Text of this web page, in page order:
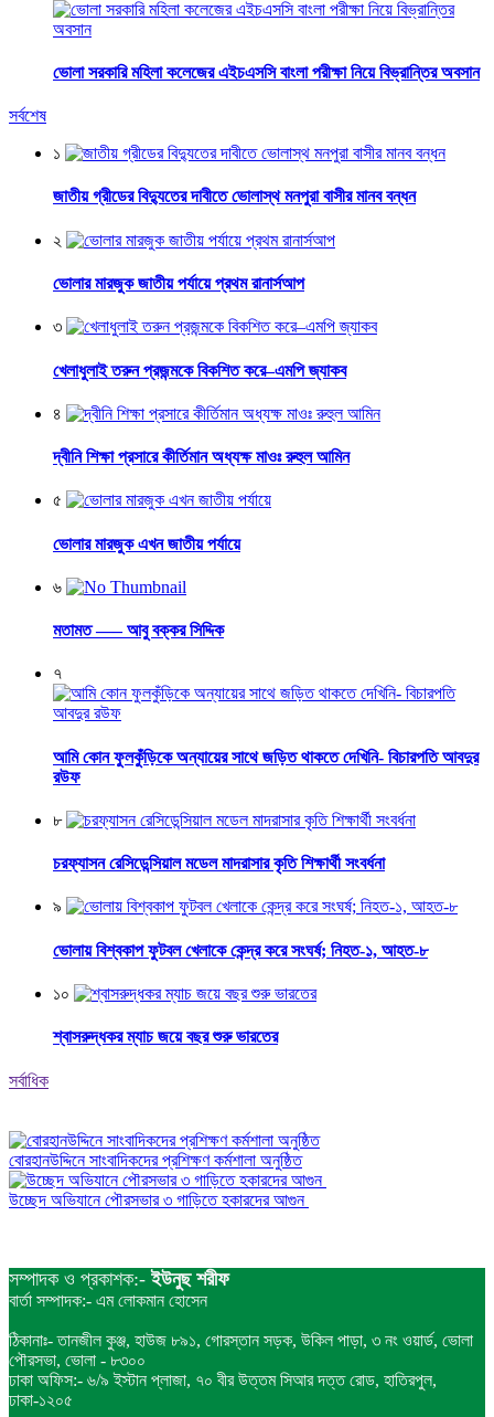
ভোলা সরকারি মহিলা কলেজের এইচএসসি বাংলা পরীক্ষা নিয়ে বিভ্রান্তির অবসান
সর্বশেষ
১
জাতীয় গ্রীডের বিদ্যুতের দাবীতে ভোলাস্থ মনপুরা বাসীর মানব বন্ধন
২
ভোলার মারজুক জাতীয় পর্যায়ে প্রথম রানার্সআপ
৩
খেলাধুলাই তরুন প্রজন্মকে বিকশিত করে–এমপি জ্যাকব
৪
দ্বীনি শিক্ষা প্রসারে কীর্তিমান অধ্যক্ষ মাওঃ রুহুল আমিন
৫
ভোলার মারজুক এখন জাতীয় পর্যায়ে
৬
মতামত —– আবু বক্কর সিদ্দিক
৭
আমি কোন ফুলকুঁড়িকে অন্যায়ের সাথে জড়িত থাকতে দেখিনি- বিচারপতি আবদুর
রউফ
৮
চরফ্যাসন রেসিডেন্সিয়াল মডেল মাদরাসার কৃতি শিক্ষার্থী সংবর্ধনা
৯
ভোলায় বিশ্বকাপ ফুটবল খেলাকে কেন্দ্র করে সংঘর্ষ; নিহত-১, আহত-৮
১০
শ্বাসরুদ্ধকর ম্যাচ জয়ে বছর শুরু ভারতের
সর্বাধিক
বোরহানউদ্দিনে সাংবাদিকদের প্রশিক্ষণ কর্মশালা অনুষ্ঠিত
উচ্ছেদ অভিযানে পৌরসভার ৩ গাড়িতে হকারদের আগুন
সম্পাদক ও প্রকাশক:-ইউনুছ শরীফ
বার্তা সম্পাদক:- এম লোকমান হোসেন
ঠিকানাঃ- তানজীল কুঞ্জ, হাউজ ৮৯১, গোরস্তান সড়ক, উকিল পাড়া, ৩ নং ওয়ার্ড, ভোলা
পৌরসভা, ভোলা - ৮৩০০
ঢাকা অফিস:- ৬/৯ ইস্টান প্লাজা, ৭০ বীর উত্তম সিআর দত্ত রোড, হাতিরপুল,
ঢাকা-১২০৫